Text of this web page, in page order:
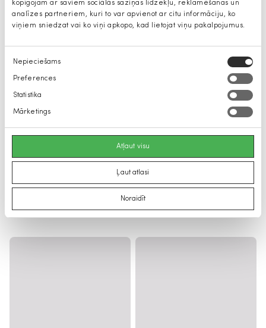
kopīgojam ar saviem sociālās saziņas līdzekļu, reklamēšanas un
analīzes partneriem, kuri to var apvienot ar citu informāciju, ko
viņiem sniedzat vai ko viņi apkopo, kad lietojat viņu pakalpojumus.
Piekrišanas
izvēle
Nepieciešams
Preferences
Statistika
Mārketings
Atļaut visu
Ļaut atlasi
Noraidīt